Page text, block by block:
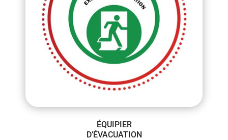
ÉQUIPIER
D’ÉVACUATION